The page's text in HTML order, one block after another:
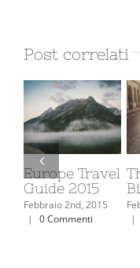
Post correlati
The Beauty of
Bike Touring
Febbraio 2nd, 2015
| 0 Commenti